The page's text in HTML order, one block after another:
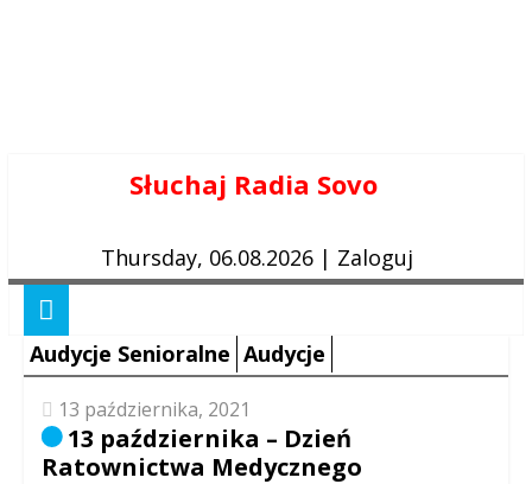
Słuchaj Radia Sovo
Thursday, 06.08.2026 | Zaloguj
Audycje Senioralne Audycje
13 października, 2021
13 października – Dzień
Ratownictwa Medycznego